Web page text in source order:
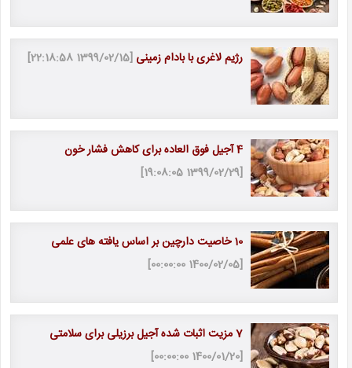
رژیم لاغری با بادام زمینی [1399/02/15 22:18:58]
4 آجیل فوق العاده برای کاهش فشار خون
[1399/02/29 19:08:05]
10 خاصیت دارچین بر اساس یافته های علمی
[1400/02/05 00:00:00]
7 مزیت اثبات شده آجیل برزیلی برای سلامتی
[1400/01/20 00:00:00]